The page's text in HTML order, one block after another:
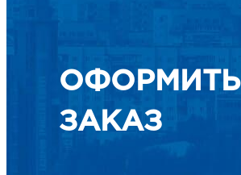
ОФОРМИТЬ
ЗАКАЗ